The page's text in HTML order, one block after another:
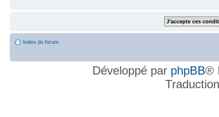
Index du forum
Développé par phpBB®